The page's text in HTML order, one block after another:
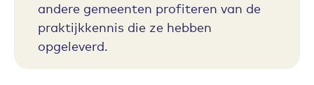
andere gemeenten profiteren van de
praktijkkennis die ze hebben
opgeleverd.